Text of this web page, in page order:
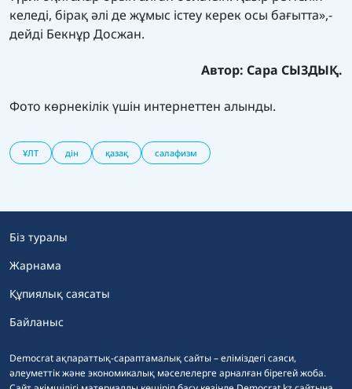
келеді, бірақ әлі де жұмыс істеу керек осы бағытта»,-
дейді Бекнұр Досжан.
Автор: Сара СЫЗДЫҚ.
Фото көрнекілік үшін интернеттен алынды.
ҰЛТ дін қазақ салафизм
Democrat ақпараттық-сараптамалық сайты – еліміздегі саяси,
әлеуметтік және экономикалық мәселелерге арналған бірегей жоба.
Біз туралы
Жарнама
Құпиялық саясаты
Байланыс